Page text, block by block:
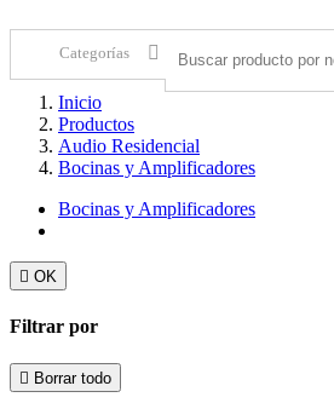
Categorías
Inicio
Productos
Audio Residencial
Bocinas y Amplificadores
Bocinas y Amplificadores
 OK
Filtrar por
 Borrar todo